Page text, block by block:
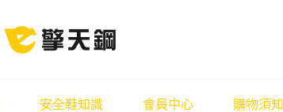
安全鞋知識 會員中心 購物須知